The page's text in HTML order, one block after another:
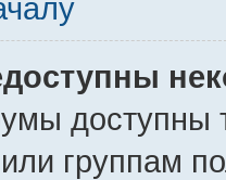
доступны
группам